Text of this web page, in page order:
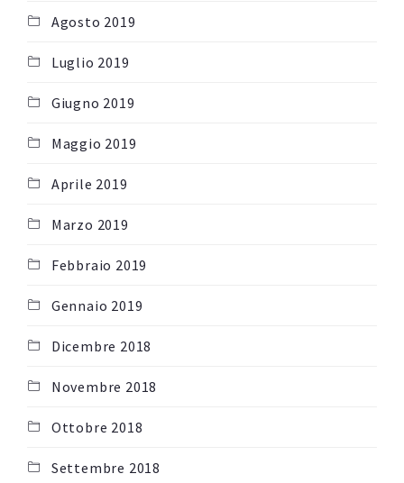
Agosto 2019
Luglio 2019
Giugno 2019
Maggio 2019
Aprile 2019
Marzo 2019
Febbraio 2019
Gennaio 2019
Dicembre 2018
Novembre 2018
Ottobre 2018
Settembre 2018